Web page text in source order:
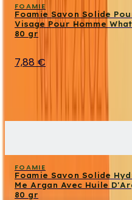
FOAMIE
Foamie Savon Solide
Visage Pour Homme
80 gr
7,88 €
FOAMIE
Foamie Savon Solide
Me Argan Avec Huile
80 gr